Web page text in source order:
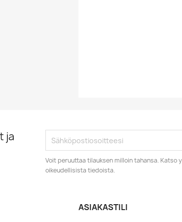
ja
Voit peruuttaa tilauksen milloin tahansa. Katso
oikeudellisista tiedoista.
ASIAKASTILI